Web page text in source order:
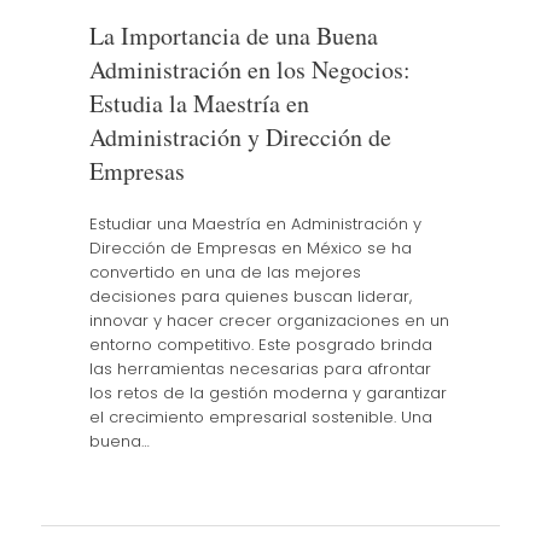
La Importancia de una Buena
Administración en los Negocios:
Estudia la Maestría en
Administración y Dirección de
Empresas
Estudiar una Maestría en Administración y
Dirección de Empresas en México se ha
convertido en una de las mejores
decisiones para quienes buscan liderar,
innovar y hacer crecer organizaciones en un
entorno competitivo. Este posgrado brinda
las herramientas necesarias para afrontar
los retos de la gestión moderna y garantizar
el crecimiento empresarial sostenible. Una
buena…